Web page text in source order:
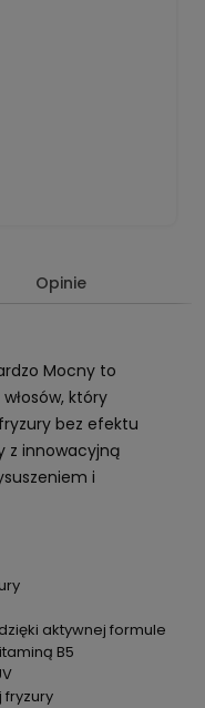
Opinie
Mocny to
który
bez efektu
z innowacyjną
i
aktywnej formule
B5
fryzury